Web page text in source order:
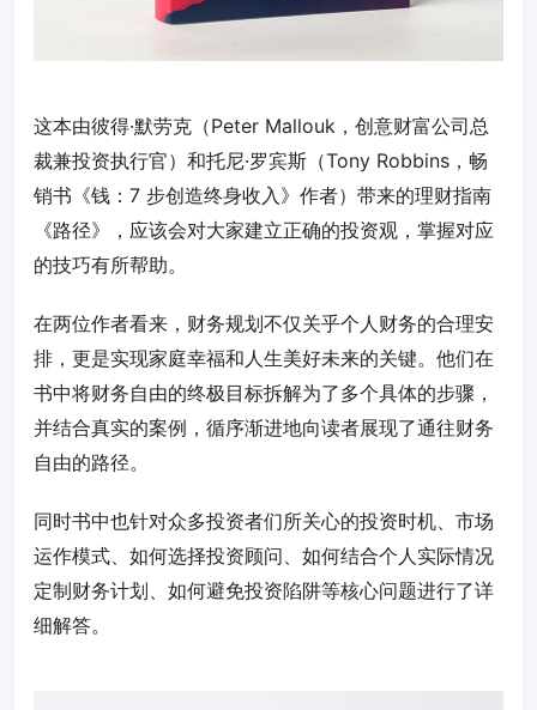
这本由彼得·默劳克（Peter Mallouk，创意财富公司总
裁兼投资执行官）和托尼·罗宾斯（Tony Robbins，畅
销书《钱：7 步创造终身收入》作者）带来的理财指南
《路径》，应该会对大家建立正确的投资观，掌握对应
的技巧有所帮助。
在两位作者看来，财务规划不仅关乎个人财务的合理安
排，更是实现家庭幸福和人生美好未来的关键。他们在
书中将财务自由的终极目标拆解为了多个具体的步骤，
并结合真实的案例，循序渐进地向读者展现了通往财务
自由的路径。
同时书中也针对众多投资者们所关心的投资时机、市场
运作模式、如何选择投资顾问、如何结合个人实际情况
定制财务计划、如何避免投资陷阱等核心问题进行了详
细解答。